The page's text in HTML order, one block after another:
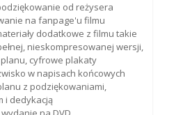
od reżysera
na fanpage'u filmu
dodatkowe z filmu takie
nieskompresowanej wersji,
cyfrowe plakaty
w napisach końcowych
z podziękowaniami,
i dedykacją